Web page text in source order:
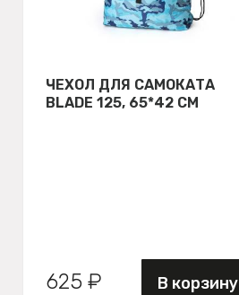
ЧЕХОЛ ДЛЯ САМОКАТА
BLADE 125, 65*42 СМ
625 ₽ В корзину